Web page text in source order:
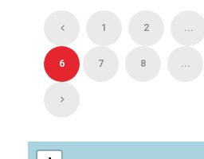
1 2 ...
6 7 8 ...